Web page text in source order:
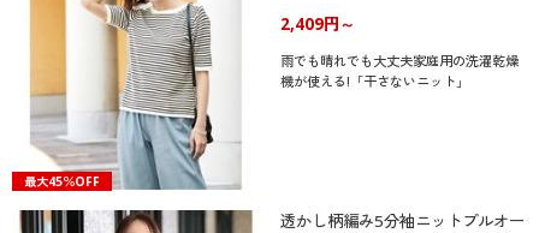
最大45％OFF
2,409円～
雨でも晴れでも大丈夫家庭用の洗濯乾燥
機が使える!「干さないニット」
透かし柄編み5分袖ニットプルオー